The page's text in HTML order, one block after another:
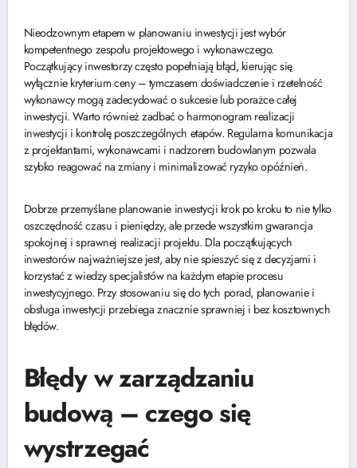
Nieodzownym etapem w planowaniu inwestycji jest wybór
kompetentnego zespołu projektowego i wykonawczego.
Początkujący inwestorzy często popełniają błąd, kierując się
wyłącznie kryterium ceny – tymczasem doświadczenie i rzetelność
wykonawcy mogą zadecydować o sukcesie lub porażce całej
inwestycji. Warto również zadbać o harmonogram realizacji
inwestycji i kontrolę poszczególnych etapów. Regularna komunikacja
z projektantami, wykonawcami i nadzorem budowlanym pozwala
szybko reagować na zmiany i minimalizować ryzyko opóźnień.
Dobrze przemyślane planowanie inwestycji krok po kroku to nie tylko
oszczędność czasu i pieniędzy, ale przede wszystkim gwarancja
spokojnej i sprawnej realizacji projektu. Dla początkujących
inwestorów najważniejsze jest, aby nie spieszyć się z decyzjami i
korzystać z wiedzy specjalistów na każdym etapie procesu
inwestycyjnego. Przy stosowaniu się do tych porad, planowanie i
obsługa inwestycji przebiega znacznie sprawniej i bez kosztownych
błędów.
Błędy w zarządzaniu
budową – czego się
wystrzegać